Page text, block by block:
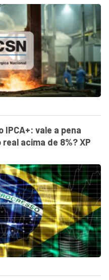
IPCA+: vale a pena
acima de 8%? XP